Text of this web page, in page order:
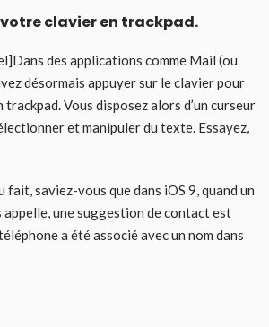
clavier en trackpad.
des applications comme Mail (ou
désormais appuyer sur le clavier pour
trackpad. Vous disposez alors d’un curseur
et manipuler du texte. Essayez,
fait, saviez-vous que dans iOS 9, quand un
appelle, une suggestion de contact est
a été associé avec un nom dans